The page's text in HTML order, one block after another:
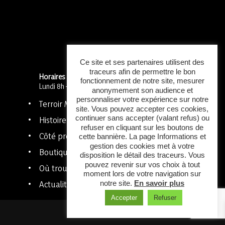
Horaires:
Lundi 8h – 18h
Terroir Méditerranée
Histoire
Côté pro
Boutique
Où trouver mes produits ?
Actualités et contact
Ce site et ses partenaires utilisent des
traceurs afin de permettre le bon
fonctionnement de notre site, mesurer
anonymement son audience et
personnaliser votre expérience sur notre
site. Vous pouvez accepter ces cookies,
continuer sans accepter (valant refus) ou
refuser en cliquant sur les boutons de
cette bannière. La page Informations et
gestion des cookies met à votre
disposition le détail des traceurs. Vous
pouvez revenir sur vos choix à tout
moment lors de votre navigation sur
notre site. En savoir plus
Accepter Refuser